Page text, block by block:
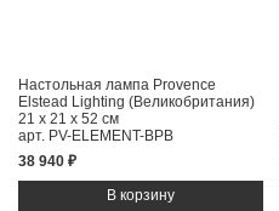
Настольная лампа Provence
Elstead Lighting (Великобритания)
21 x 21 x 52 см
арт. PV-ELEMENT-BPB
38 940 ₽